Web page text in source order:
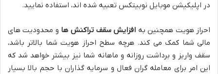
در اپلیکیشن موبایل نوبیتکس تعبیه شده اند، استفاده نمایید.
احراز هویت همچنین به افزایش سقف تراکنش ها و محدودیت های
مالی شما کمک می کند. هرچه سطح احراز هویت شما بالاتر باشد،
سقف واریز و برداشت روزانه و ماهانه شما نیز بیشتر خواهد شد که
این امر برای معامله گران فعال و سرمایه گذاران با حجم بالا بسیار